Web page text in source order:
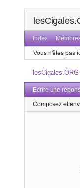
Index
Vous n'êtes pas
Ecrire une
Composez et